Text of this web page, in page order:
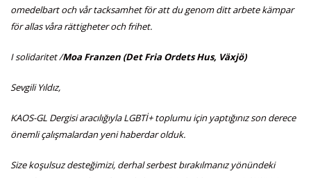
omedelbart och vår tacksamhet för att du genom ditt arbete kämpar
för allas våra rättigheter och frihet.
I solidaritet /Moa Franzen (Det Fria Ordets Hus, Växjö)
Sevgili Yıldız,
KAOS-GL Dergisi aracılığıyla LGBTİ+ toplumu için yaptığınız son derece
önemli çalışmalardan yeni haberdar olduk.
Size koşulsuz desteğimizi, derhal serbest bırakılmanız yönündeki